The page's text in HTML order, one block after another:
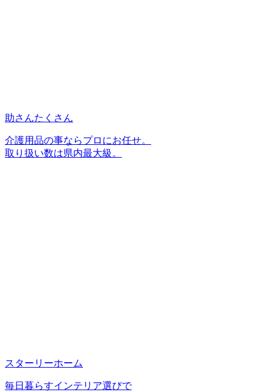
助さんたくさん
介護用品の事ならプロにお任せ。
取り扱い数は県内最大級。
スターリーホーム
毎日暮らすインテリア選びで